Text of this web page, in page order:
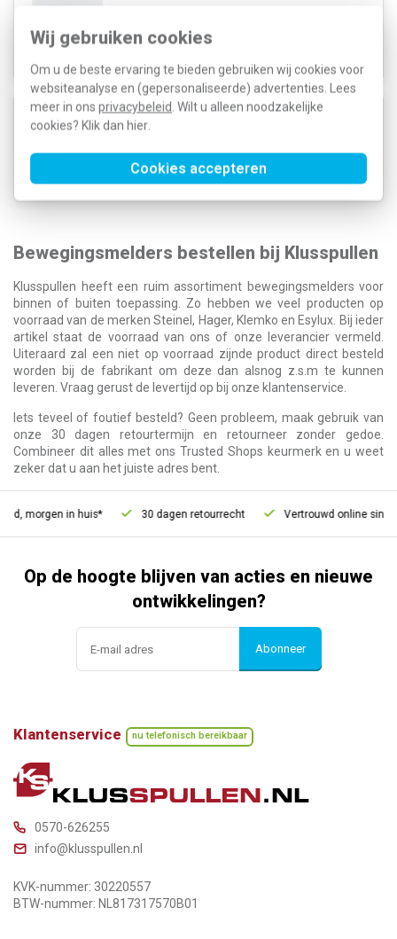
Wij gebruiken cookies
Om u de beste ervaring te bieden gebruiken wij cookies voor
websiteanalyse en (gepersonaliseerde) advertenties. Lees
meer in ons privacybeleid . Wilt u alleen noodzakelijke
cookies? Klik dan hier
Cookies accepteren
Bewegingsmelders bestellen bij Klusspullen
Klusspullen heeft een ruim assortiment bewegingsmelders voor
binnen of buiten toepassing. Zo hebben we veel producten op
voorraad van de merken Steinel, Hager, Klemko en Esylux. Bij ieder
artikel staat de voorraad van ons of onze leverancier vermeld.
Uiteraard zal een niet op voorraad zijnde product direct besteld
worden bij de fabrikant om deze dan alsnog z.s.m te kunnen
leveren. Vraag gerust de levertijd op bij onze klantenservice.
Iets teveel of foutief besteld? Geen probleem, maak gebruik van
onze 30 dagen retourtermijn en retourneer zonder gedoe.
Combineer dit alles met ons Trusted Shops keurmerk en u weet
zeker dat u aan het juiste adres bent.
morgen in huis* 30 dagen retourrecht Vertrouwd online sinds
Op de hoogte blijven van acties en nieuwe
ontwikkelingen?
Abonneer
Klantenservice nu telefonisch bereikbaar
0570-626255
info@klusspullen.nl
KVK-nummer: 30220557
BTW-nummer: NL817317570B01